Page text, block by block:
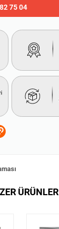
75 04
ÜRÜNLER